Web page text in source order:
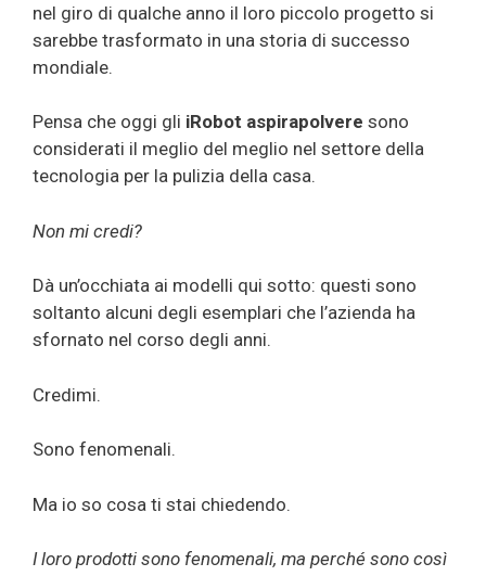
nel giro di qualche anno il loro piccolo progetto si
sarebbe trasformato in una storia di successo
mondiale.
Pensa che oggi gli iRobot aspirapolvere sono
considerati il meglio del meglio nel settore della
tecnologia per la pulizia della casa.
Non mi credi?
Dà un’occhiata ai modelli qui sotto: questi sono
soltanto alcuni degli esemplari che l’azienda ha
sfornato nel corso degli anni.
Credimi.
Sono fenomenali.
Ma io so cosa ti stai chiedendo.
I loro prodotti sono fenomenali, ma perché sono così